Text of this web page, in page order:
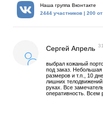
Наша группа Вконтакте
2444 участников | 200
Сергей Апрель
выбрал кожаный
под заказ. Небольшая
размеров и т.п., 10
лишних
руках. Все
оперативность. Всем